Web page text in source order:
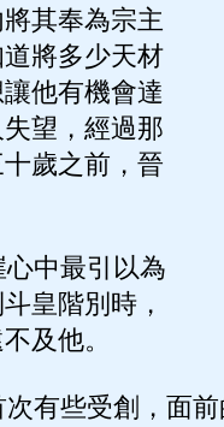
其奉為宗主
將多少天材
他有機會達
望，經過那
歲之前，晉
中最引以為
皇階別時，
及他。
有些受創，面